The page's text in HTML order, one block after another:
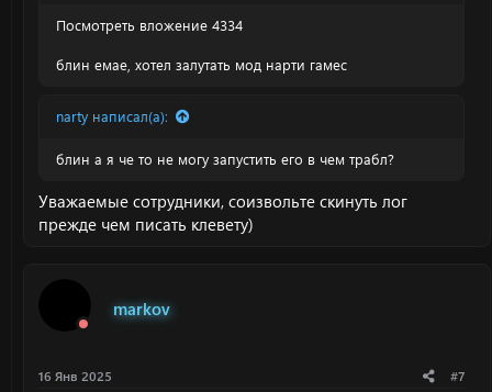
Посмотреть вложение 4334
блин емае, хотел залутать мод нарти гамес
narty написал(а):
блин а я че то не могу запустить его в чем трабл?
Уважаемые сотрудники, соизвольте скинуть лог
прежде чем писать клевету)
markov
16 Янв 2025 #7